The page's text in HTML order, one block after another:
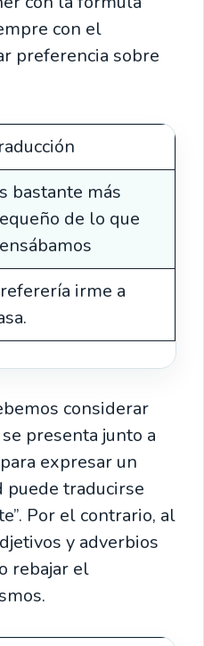
con el
preferencia sobre
bastante más
de lo que
irme a
considerar
presenta junto a
expresar un
traducirse
Por el contrario, al
y adverbios
rebajar el